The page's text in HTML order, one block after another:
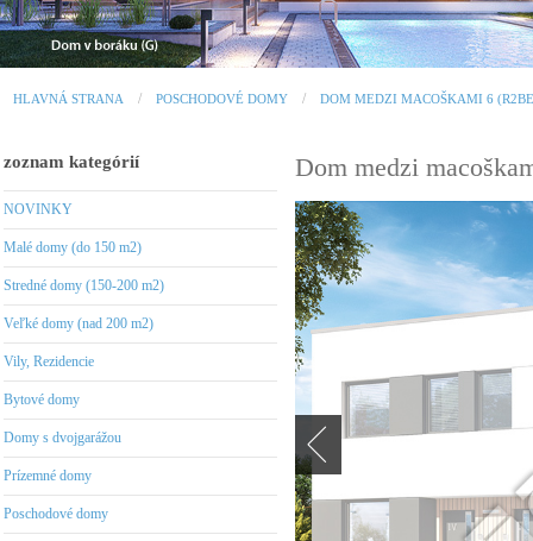
HLAVNÁ STRANA POSCHODOVÉ DOMY DOM MEDZI MACOŠKAMI 6
zoznam kategórií
NOVINKY
Malé domy (do 150 m2)
Stredné domy (150-200 m2)
Veľké domy (nad 200 m2)
Vily, Rezidencie
Bytové domy
Domy s dvojgarážou
Prízemné domy
Poschodové domy
Dom medzi